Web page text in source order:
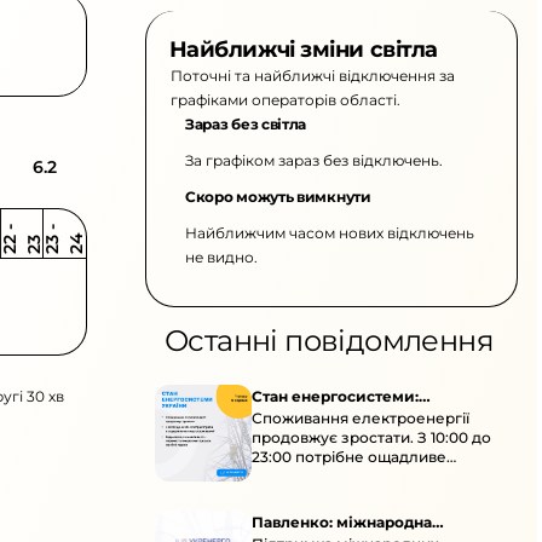
6.2
2 2
-
2 3 2 3
-
2 4
30 хв
Найближчі зміни світла
Поточні та найближчі відключення за
графіками операторів області.
Зараз без світла
За графіком зараз без відключень.
Скоро можуть вимкнути
Найближчим часом нових відключень
не видно.
Останні повідомлення
Стан енергосистеми:
споживання зростає
Споживання електроенергії
продовжує зростати. З 10:00 до
23:00 потрібне ощадливе
енергоспоживання, а
перенести на нічні години.
Павленко: міжнародна